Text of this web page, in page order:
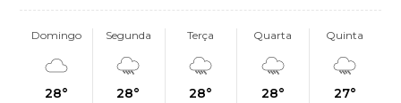
Domingo
28°
Segunda
28°
Terça
28°
Quarta
28°
Quinta
27°